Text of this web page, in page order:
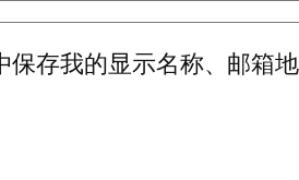
保存我的显示名称、邮箱